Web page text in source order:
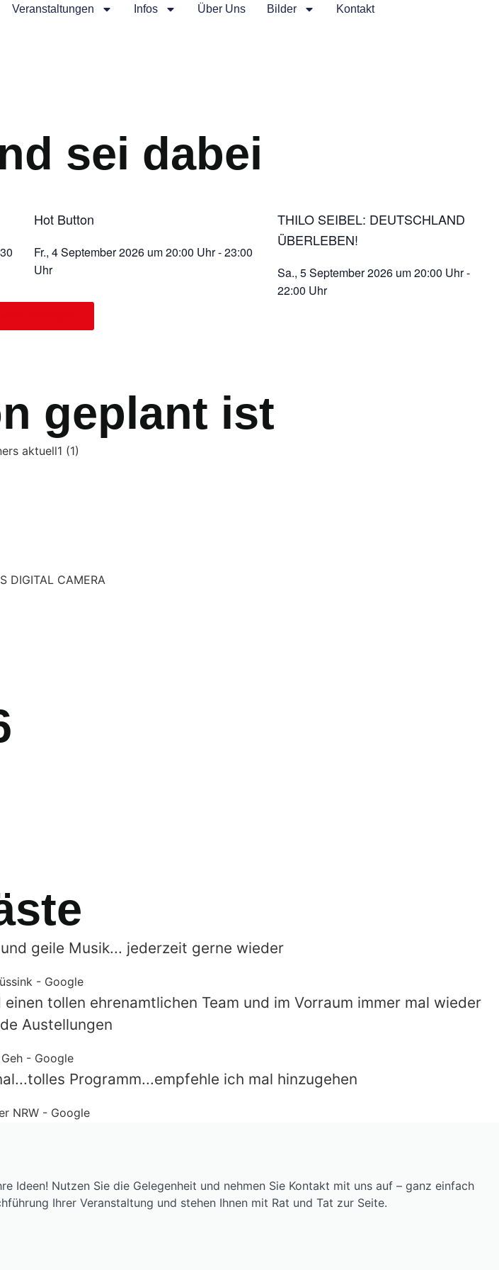
Veranstaltungen Infos Über Uns Bilder Kontakt
sei dabei
Hot Button
Fr., 4 September 2026 um20:00 Uhr-23:00
Uhr
THILO SEIBEL: DEUTSCHLAND
ÜBERLEBEN!
Sa., 5 September 2026 um20:00 Uhr-
22:00 Uhr
geplant ist
geile Musik... jederzeit gerne wieder
- Google
tollen ehrenamtlichen Team und im Vorraum immer mal wieder
Austellungen
- Google
Programm...empfehle ich mal hinzugehen
NRW - Google
Ideen! Nutzen Sie die Gelegenheit und nehmen Sie Kontakt mit uns auf – ganz einfach
Ihrer Veranstaltung und stehen Ihnen mit Rat und Tat zur Seite.